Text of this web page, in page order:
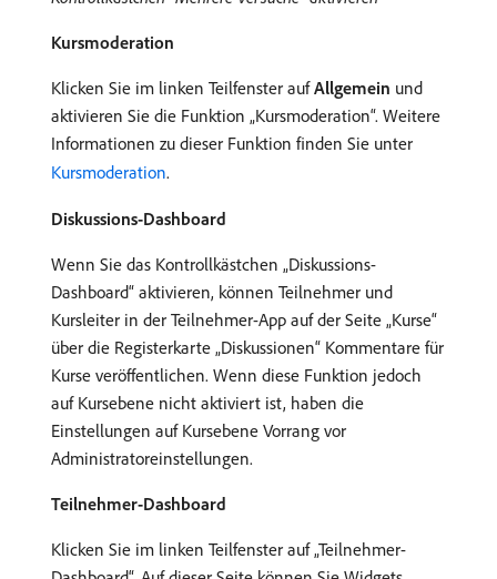
Kursmoderation
Klicken Sie im linken Teilfenster aufAllgemein und
aktivieren Sie die Funktion „Kursmoderation“. Weitere
Informationen zu dieser Funktion finden Sie unter
Kursmoderation.
Diskussions-Dashboard
Wenn Sie das Kontrollkästchen „Diskussions-
Dashboard“ aktivieren, können Teilnehmer und
Kursleiter in der Teilnehmer-App auf der Seite „Kurse“
über die Registerkarte „Diskussionen“ Kommentare für
Kurse veröffentlichen. Wenn diese Funktion jedoch
auf Kursebene nicht aktiviert ist, haben die
Einstellungen auf Kursebene Vorrang vor
Administratoreinstellungen.
Teilnehmer-Dashboard
Klicken Sie im linken Teilfenster auf „Teilnehmer-